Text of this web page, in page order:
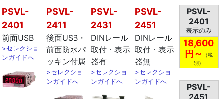
PSVL-
2401
前面USB
>セレクショ
ンガイドへ
PSVL-
2411
後面USB・
前面防水パ
ッキン付属
>セレクショ
ンガイドへ
PSVL-
2431
DINレール
取付・表示
器有
>セレクショ
ンガイドへ
PSVL-
2451
DINレール
取付・表示
器無
>セレクショ
ンガイドへ
PSVL-
2401
表示のみ
18,600
円～
（税
別）
PSVL-
2451